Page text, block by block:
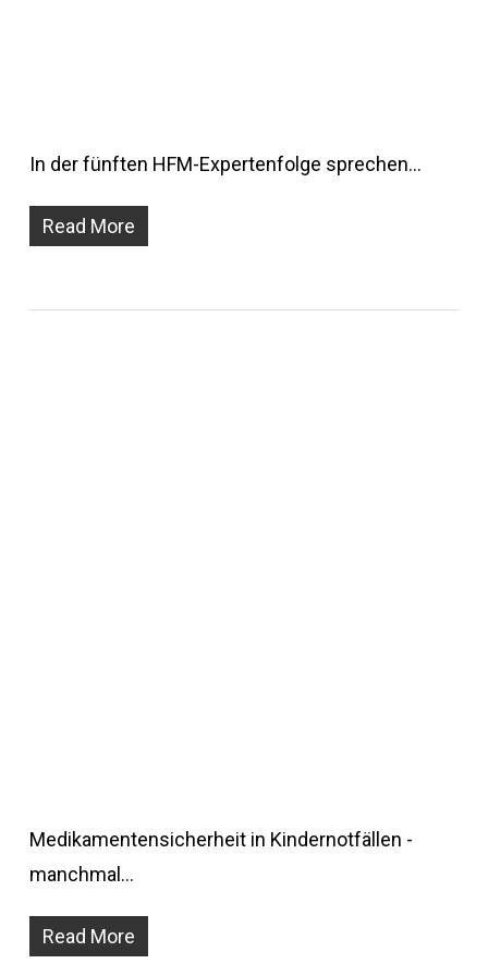
In der fünften HFM-Expertenfolge sprechen…
Read More
Medikamentensicherheit in Kindernotfällen -
manchmal…
Read More